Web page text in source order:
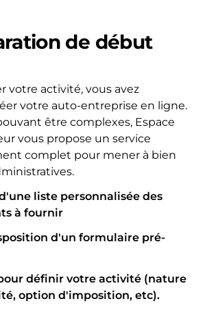
de début
votre activité, vous avez
votre auto-entreprise en ligne.
être complexes, Espace
vous propose un service
complet pour mener à bien
liste personnalisée des
à fournir
d'un formulaire pré-
définir votre activité (nature
option d'imposition, etc).